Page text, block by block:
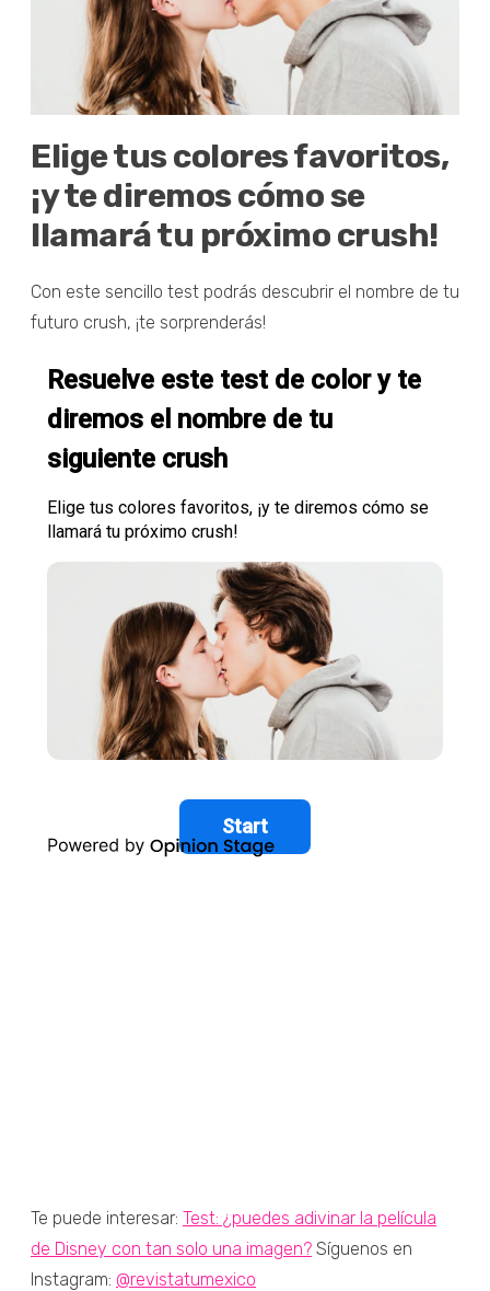
Elige tus colores favoritos,
¡y te diremos cómo se
llamará tu próximo crush!
Con este sencillo test podrás descubrir el nombre de tu
futuro crush, ¡te sorprenderás!
Te puede interesar: Test: ¿puedes adivinar la película
de Disney con tan solo una imagen? Síguenos en
Instagram: @revistatumexico